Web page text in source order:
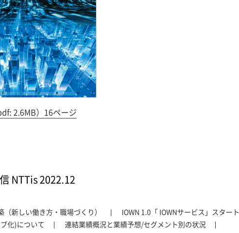
2.6MB）16ページ
NTTis 2022.12
（新しい働き方・職場づくり）
IOWN 1.0「 IOWNサービス」スタート
化)について
連結業績概況と業績予想/セグメント別の状況